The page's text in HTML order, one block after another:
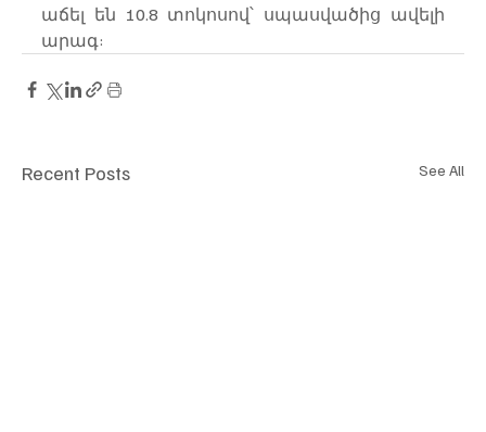
աճել են 10.8 տոկոսով՝ սպասվածից ավելի
արագ:
Recent Posts See All